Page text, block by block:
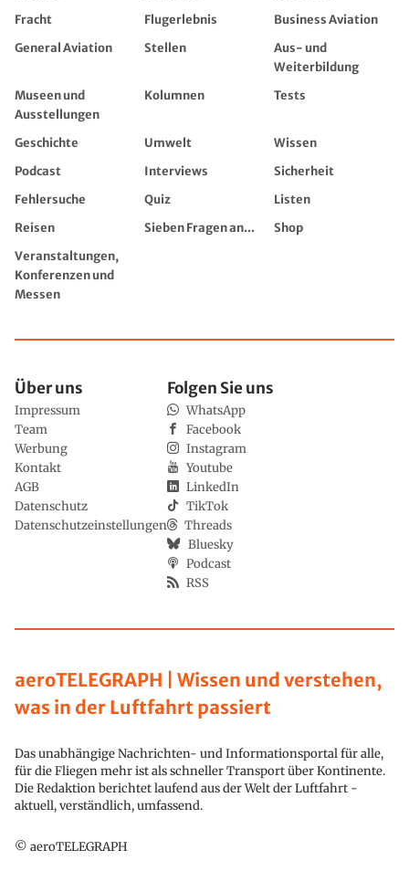
Fracht
Flugerlebnis
Business Aviation
General Aviation
Stellen
Aus- und
Weiterbildung
Museen und
Ausstellungen
Kolumnen Tests
Geschichte Umwelt
Wissen
Podcast
Interviews
Sicherheit
Fehlersuche
Quiz
Listen
Reisen
Sieben Fragen an...
Shop
Veranstaltungen,
Konferenzen und
Messen
aeroTELEGRAPH | Wissen und verstehen,
was in der Luftfahrt passiert
Das unabhängige Nachrichten- und Informationsportal für alle,
für die Fliegen mehr ist als schneller Transport über Kontinente.
Die Redaktion berichtet laufend aus der Welt der Luftfahrt -
aktuell, verständlich, umfassend.
© aeroTELEGRAPH
Über uns
Impressum
Team
Werbung
Kontakt
AGB
Datenschutz
Datenschutzeinstellungen
Folgen Sie uns
WhatsApp
Facebook
Instagram
Youtube
LinkedIn
TikTok
Threads
Bluesky
Podcast
RSS